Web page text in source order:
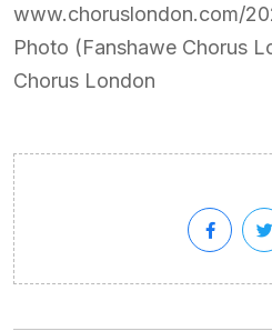
www.choruslondon.com/
Photo (Fanshawe Chorus
Chorus London